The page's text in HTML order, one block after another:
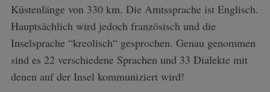
Küstenlänge von 330 km. Die Amtssprache ist Englisch.
Hauptsächlich wird jedoch französisch und die
Inselsprache “kreolisch“ gesprochen. Genau genommen
sind es 22 verschiedene Sprachen und 33 Dialekte mit
denen auf der Insel kommuniziert wird!